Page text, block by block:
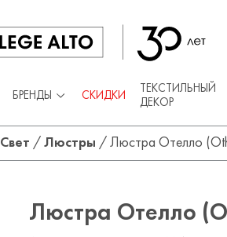
БРЕНДЫ СКИДКИ
ТЕКСТИЛЬНЫЙ
ДЕКОР
Свет / Люстры / Люстра Отелло
Люстра Отелло